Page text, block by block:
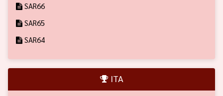
SAR66
SAR65
SAR64
ITA